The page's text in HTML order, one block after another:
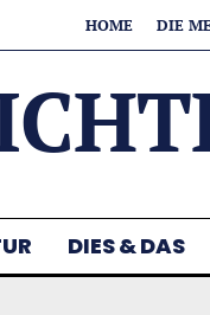
HOME DIE
DIES & DAS